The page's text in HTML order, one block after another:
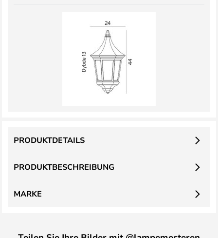
PRODUKTBESCHREIBUNG
PRODUKTDETAILS
MARKE